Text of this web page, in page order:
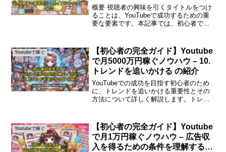
る の紹介
概要 視聴者の興味を引くタイトルをつけ
ることは、YouTubeで成功するための重
要な要素です。本記事では、初心者でも
ルの重要性 YouTubeの膨大なコンテンツ
の中で、...
Youtubeで稼ぐ
【初心者の完全ガイド】Youtube
で月5000万円稼ぐノウハウ – 10.
トレンドを追いかける の紹介
YouTubeでの成功を目指す初心者のため
に、トレンドを追いかける重要性とその
方法について詳しく解説します。トレン
トレンドを追いかける重要性YouTubeは
常に変化して...
Youtubeで稼ぐ
【初心者の完全ガイド】Youtube
で月1万円稼ぐノウハウ – 広告収
入を得るための条件を理解する